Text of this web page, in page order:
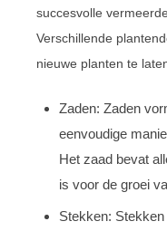
succesvolle
Verschillende
nieuwe planten te
Zaden: Zaden
eenvoudige
Het zaad bevat
is voor de groei
Stekken: